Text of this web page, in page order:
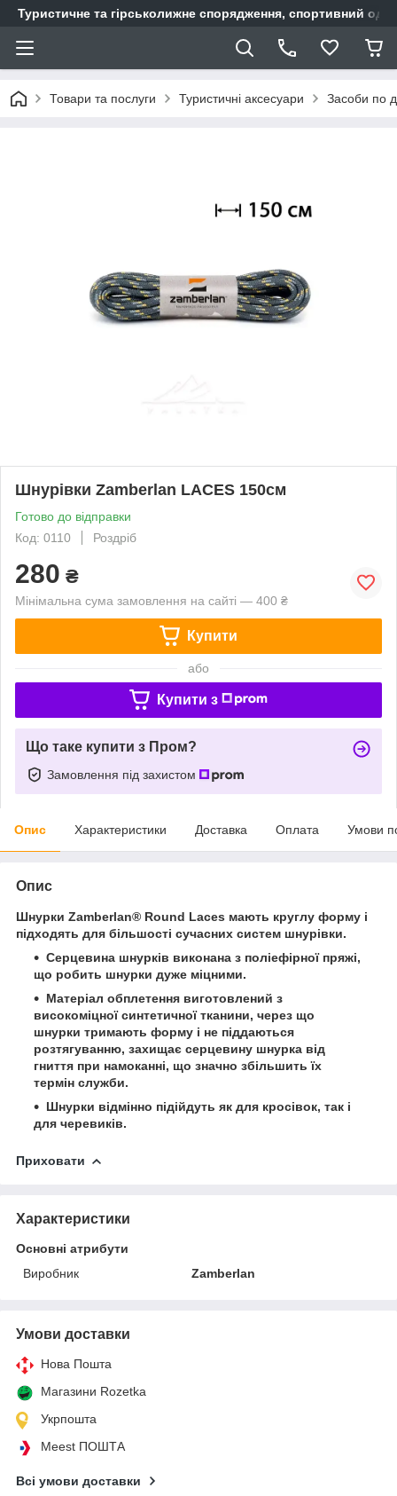
Туристичне та гірськолижне спорядження, спортивний
Товари та послуги Туристичні аксесуари Засоби по
Шнурівки Zamberlan LACES 150см
Готово до відправки
Код: 0110
Роздріб
280 ₴
Мінімальна сума замовлення на сайті — 400 ₴
Купити
або
Купити з
Що таке купити з Пром?
Замовлення під захистом
Опис Характеристики Доставка Оплата Умови
Опис
Шнурки Zamberlan® Round Laces мають круглу форму і
підходять для більшості сучасних систем шнурівки.
Серцевина шнурків виконана з поліефірної пряжі,
що робить шнурки дуже міцними.
Матеріал обплетення виготовлений з
високоміцної синтетичної тканини, через що
шнурки тримають форму і не піддаються
розтягуванню, захищає серцевину шнурка від
гниття при намоканні, що значно збільшить їх
термін служби.
Шнурки відмінно підійдуть як для кросівок, так і
для черевиків.
Приховати
Характеристики
Основні атрибути
Виробник
Zamberlan
Умови доставки
Нова Пошта
Магазини Rozetka
Укрпошта
Meest ПОШТА
Всі умови доставки